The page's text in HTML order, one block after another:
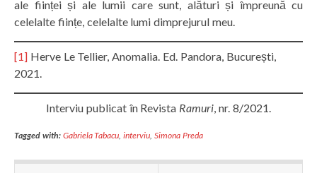
ale ființei și ale lumii care sunt, alături și împreună cu
celelalte ființe, celelalte lumi dimprejurul meu.
[1] Herve Le Tellier, Anomalia. Ed. Pandora, București,
2021.
Interviu publicat în Revista Ramuri, nr. 8/2021.
Tagged with: Gabriela Tabacu,interviu,Simona Preda